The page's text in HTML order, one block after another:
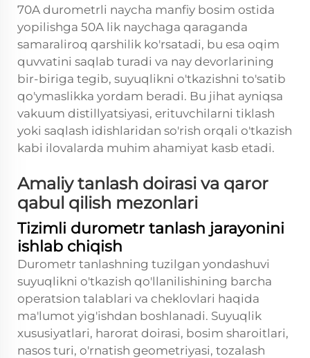
70A durometrli naycha manfiy bosim ostida
yopilishga 50A lik naychaga qaraganda
samaraliroq qarshilik ko'rsatadi, bu esa oqim
quvvatini saqlab turadi va nay devorlarining
bir-biriga tegib, suyuqlikni o'tkazishni to'satib
qo'ymaslikka yordam beradi. Bu jihat ayniqsa
vakuum distillyatsiyasi, erituvchilarni tiklash
yoki saqlash idishlaridan so'rish orqali o'tkazish
kabi ilovalarda muhim ahamiyat kasb etadi.
Amaliy tanlash doirasi va qaror
qabul qilish mezonlari
Tizimli durometr tanlash jarayonini
ishlab chiqish
Durometr tanlashning tuzilgan yondashuvi
suyuqlikni o'tkazish qo'llanilishining barcha
operatsion talablari va cheklovlari haqida
ma'lumot yig'ishdan boshlanadi. Suyuqlik
xususiyatlari, harorat doirasi, bosim sharoitlari,
nasos turi, o'rnatish geometriyasi, tozalash